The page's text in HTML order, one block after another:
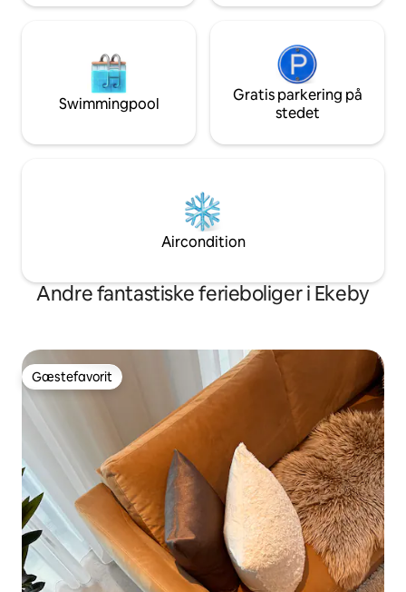
Swimmingpool
Gratis parkering på
stedet
Aircondition
Andre fantastiske ferieboliger i Ekeby
Gæstefavorit
Gæstefavorit